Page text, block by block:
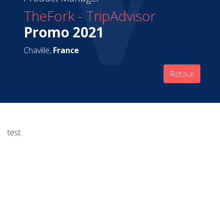
TheFork - TripAdvisor
Promo 2021
Chaville, France
Retour
test